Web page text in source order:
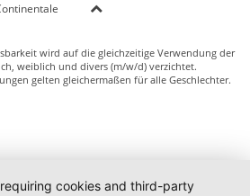
wird auf die gleichzeitige Verwendung der
weiblich und divers (m/w/d) verzichtet.
gelten gleichermaßen für alle Geschlechter.
cookies and third-party